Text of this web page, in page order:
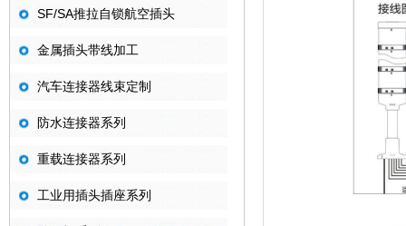
SF/SA推拉自锁航空插头
金属插头带线加工
汽车连接器线束定制
防水连接器系列
重载连接器系列
工业用插头插座系列